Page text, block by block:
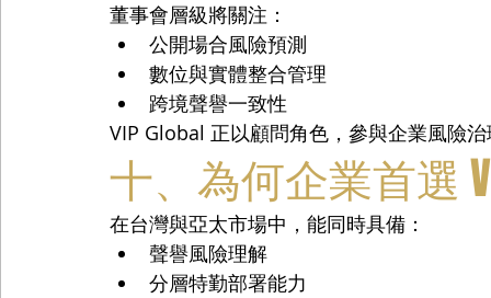
董事會層級將關注：
公開場合風險預測
數位與實體整合管理
跨境聲譽一致性
VIP Global 正以顧問角色，參與企業風險
十、為何企業首選
在台灣與亞太市場中，能同時具備：
聲譽風險理解
分層特勤部署能力